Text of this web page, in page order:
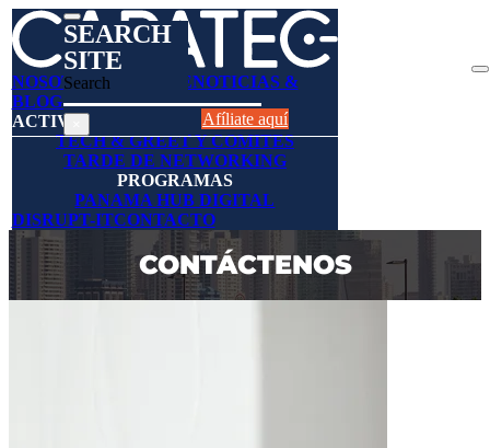
SEARCH
SITE
Search
NOSOTROSAFÍLIESENOTICIAS &
BLOGSDIRECTORIO
ACTIVIDADES
TECH & GREET Y COMITES
TARDE DE NETWORKING
PROGRAMAS
PANAMA HUB DIGITAL
DISRUPT-ITCONTACTO
Afíliate aquí
CONTÁCTENOS